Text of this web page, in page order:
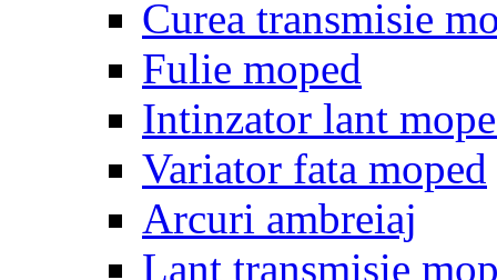
Curea transmisie
Fulie moped
Intinzator lant
Variator fata moped
Arcuri ambreiaj
Lant transmisie